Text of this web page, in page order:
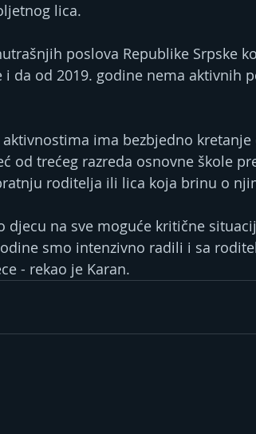
lica.
poslova Republike Srpske
da od 2019. godine nema aktivnih
ima bezbjedno kretanje
od trećeg razreda osnovne škole
roditelja ili lica koja brinu o
djecu na sve moguće kritične
smo intenzivno radili i sa
- rekao je Karan.